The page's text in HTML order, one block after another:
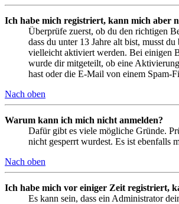
Ich habe mich registriert, kann mich aber
Überprüfe zuerst, ob du den richtigen
dass du unter 13 Jahre alt bist, musst
vielleicht aktiviert werden. Bei einigen
wurde dir mitgeteilt, ob eine
hast oder die E-Mail von einem Spam-
Nach oben
Warum kann ich mich nicht anmelden?
Dafür gibt es viele mögliche Gründe.
nicht gesperrt wurdest. Es ist ebenfalls
Nach oben
Ich habe mich vor einiger Zeit registriert,
Es kann sein, dass ein Administrator